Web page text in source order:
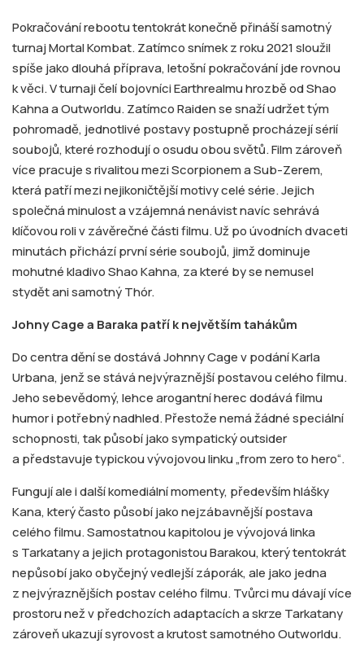
Pokračování rebootu tentokrát konečně přináší samotný
turnaj Mortal Kombat. Zatímco snímek z roku 2021 sloužil
spíše jako dlouhá příprava, letošní pokračování jde rovnou
k věci. V turnaji čelí bojovníci Earthrealmu hrozbě od Shao
Kahna a Outworldu. Zatímco Raiden se snaží udržet tým
pohromadě, jednotlivé postavy postupně procházejí sérií
soubojů, které rozhodují o osudu obou světů. Film zároveň
více pracuje s rivalitou mezi Scorpionem a Sub-Zerem,
která patří mezi nejikoničtější motivy celé série. Jejich
společná minulost a vzájemná nenávist navíc sehrává
klíčovou roli v závěrečné části filmu. Už po úvodních dvaceti
minutách přichází první série soubojů, jimž dominuje
mohutné kladivo Shao Kahna, za které by se nemusel
stydět ani samotný Thór.
Johny Cage a Baraka patří k největším tahákům
Do centra dění se dostává Johnny Cage v podání Karla
Urbana, jenž se stává nejvýraznější postavou celého filmu.
Jeho sebevědomý, lehce arogantní herec dodává filmu
humor i potřebný nadhled. Přestože nemá žádné speciální
schopnosti, tak působí jako sympatický outsider
a představuje typickou vývojovou linku „from zero to hero“.
Fungují ale i další komediální momenty, především hlášky
Kana, který často působí jako nejzábavnější postava
celého filmu. Samostatnou kapitolou je vývojová linka
s Tarkatany a jejich protagonistou Barakou, který tentokrát
nepůsobí jako obyčejný vedlejší záporák, ale jako jedna
z nejvýraznějších postav celého filmu. Tvůrci mu dávají více
prostoru než v předchozích adaptacích a skrze Tarkatany
zároveň ukazují syrovost a krutost samotného Outworldu.